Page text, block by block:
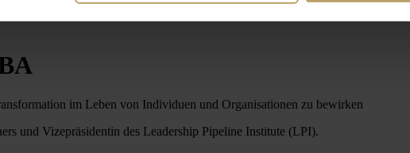
im Leben von Individuen und Organisationen zu bewirken
und Vizepräsidentin des Leadership Pipeline Institute (LPI).